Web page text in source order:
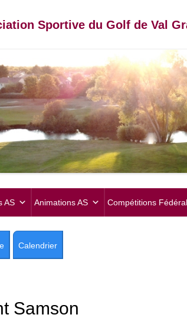
Sportive du Golf de Val
contenu
AS Animations AS Compétitions
Calendrier
Samson